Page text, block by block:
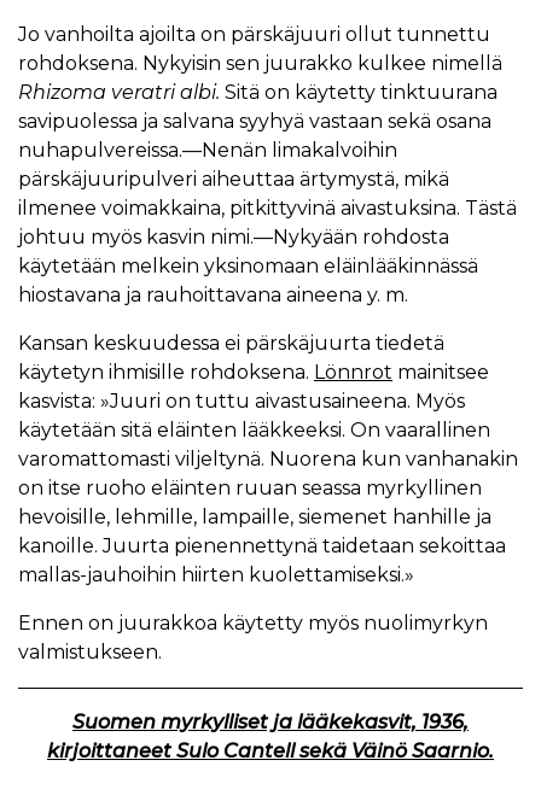
Jo vanhoilta ajoilta on pärskäjuuri ollut tunnettu
rohdoksena. Nykyisin sen juurakko kulkee nimellä
Rhizoma veratri albi. Sitä on käytetty tinktuurana
savipuolessa ja salvana syyhyä vastaan sekä osana
nuhapulvereissa.—Nenän limakalvoihin
pärskäjuuripulveri aiheuttaa ärtymystä, mikä
ilmenee voimakkaina, pitkittyvinä aivastuksina. Tästä
johtuu myös kasvin nimi.—Nykyään rohdosta
käytetään melkein yksinomaan eläinlääkinnässä
hiostavana ja rauhoittavana aineena y. m.
Kansan keskuudessa ei pärskäjuurta tiedetä
käytetyn ihmisille rohdoksena. Lönnrot mainitsee
kasvista: »Juuri on tuttu aivastusaineena. Myös
käytetään sitä eläinten lääkkeeksi. On vaarallinen
varomattomasti viljeltynä. Nuorena kun vanhanakin
on itse ruoho eläinten ruuan seassa myrkyllinen
hevoisille, lehmille, lampaille, siemenet hanhille ja
kanoille. Juurta pienennettynä taidetaan sekoittaa
mallas-jauhoihin hiirten kuolettamiseksi.»
Ennen on juurakkoa käytetty myös nuolimyrkyn
valmistukseen.
Suomen myrkylliset ja lääkekasvit, 1936,
kirjoittaneet Sulo Cantell sekä Väinö Saarnio.